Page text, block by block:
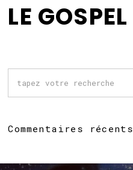
LE GOSPEL
Commentaires récents